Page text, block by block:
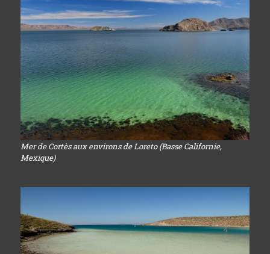
Mer de Cortès aux environs de Loreto (Basse Californie,
Mexique)